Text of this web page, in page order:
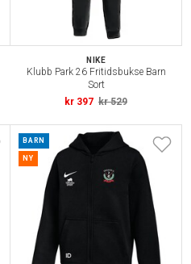
NIKE
Klubb Park 26 Fritidsbukse Barn
Sort
kr 397 kr 529
BARN
NY